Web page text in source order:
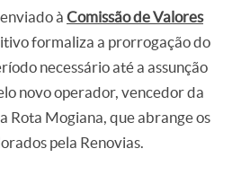
à Comissão de Valores
formaliza a prorrogação do
necessário até a assunção
novo operador, vencedor da
Rota Mogiana, que abrange os
pela Renovias.